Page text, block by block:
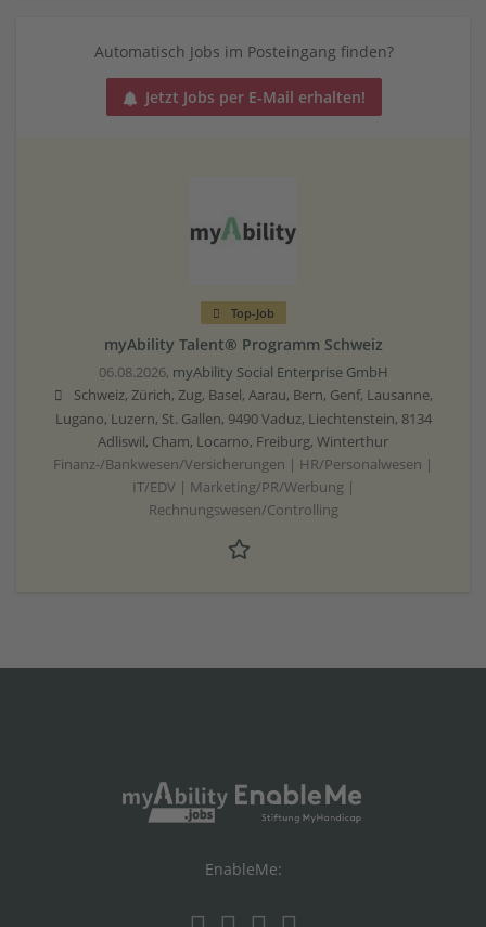
Automatisch Jobs im Posteingang finden?
Jetzt Jobs per E-Mail erhalten!
Top-Job
myAbility Talent® Programm Schweiz
06.08.2026, myAbility Social Enterprise GmbH
Schweiz, Zürich, Zug, Basel, Aarau, Bern, Genf, Lausanne,
Lugano, Luzern, St. Gallen, 9490 Vaduz, Liechtenstein, 8134
Adliswil, Cham, Locarno, Freiburg, Winterthur
Finanz-/Bankwesen/Versicherungen | HR/Personalwesen |
IT/EDV | Marketing/PR/Werbung |
Rechnungswesen/Controlling
EnableMe: